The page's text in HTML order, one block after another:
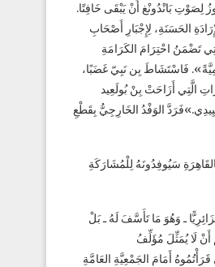
لِصَوْتِ بَانْدُونْغ أَنْ يَبْقَى خَافِتًا.
الحَسَنَةِ، لِإِجْبَارِ أَصْحَابِ
تَضْمَنُ احْتِرَامَ الكَرَامَةِ
فَاسْتَشَاطَ بِن نَبِيّ غَضَبًا،
التَّأْثِيرَاتِ الَّتِي أَزَاحَتْ بِنْ بُولَعِيد
الوَفْدُ الخَارِجِيُّ بِقَطْعِ
بِالقَاهِرَةِ سَيُوفِدُونَهُ لِلْمُشَارَكَةِ
جَزَائِرِيًّا ـ وَهُوَ مَا تَأَسَّفَ لَهُ ـ بَلْ
أَنْ لَا يُمَثِّلَ مُؤَلِّفُ
أَمَامَ الجَمْعِيَّةِ العَامَّةِ